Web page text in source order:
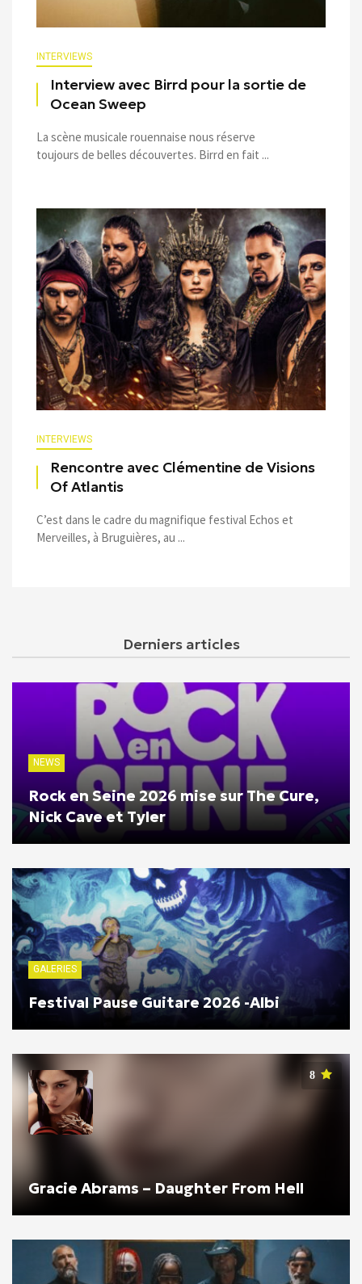
INTERVIEWS
Interview avec Birrd pour la sortie de
Ocean Sweep
La scène musicale rouennaise nous réserve
toujours de belles découvertes. Birrd en fait ...
INTERVIEWS
Rencontre avec Clémentine de Visions
Of Atlantis
C’est dans le cadre du magnifique festival Echos et
Merveilles, à Bruguières, au ...
Derniers articles
NEWS
Rock en Seine 2026 mise sur The Cure,
Nick Cave et Tyler
GALERIES
Festival Pause Guitare 2026 -Albi
8
Gracie Abrams – Daughter From Hell